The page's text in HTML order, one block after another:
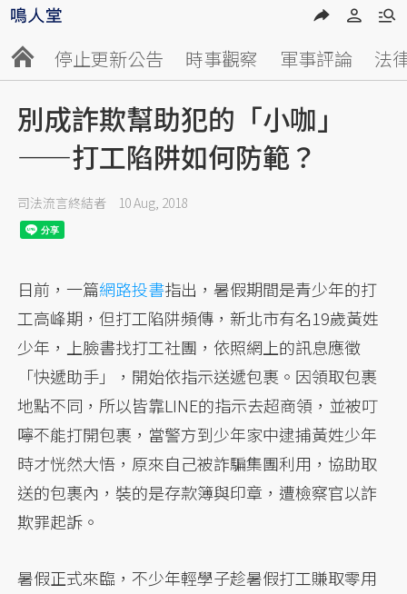
停止更新公告 時事觀察 軍事評論 法
別成詐欺幫助犯的「小咖」
——打工陷阱如何防範？
司法流言終結者 10 Aug, 2018
日前，一篇網路投書指出，暑假期間是青少年的打
工高峰期，但打工陷阱頻傳，新北市有名19歲黃姓
少年，上臉書找打工社團，依照網上的訊息應徵
「快遞助手」，開始依指示送遞包裹。因領取包裹
地點不同，所以皆靠LINE的指示去超商領，並被叮
嚀不能打開包裹，當警方到少年家中逮捕黃姓少年
時才恍然大悟，原來自己被詐騙集團利用，協助取
送的包裹內，裝的是存款簿與印章，遭檢察官以詐
欺罪起訴。
暑假正式來臨，不少年輕學子趁暑假打工賺取零用